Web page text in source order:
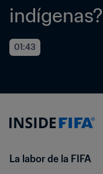
indígenas?
01:43
La labor de la FIFA